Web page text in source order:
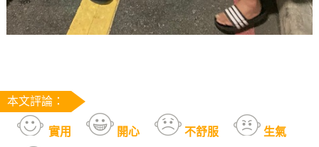
本文評論：
實用 開心 不舒服 生氣